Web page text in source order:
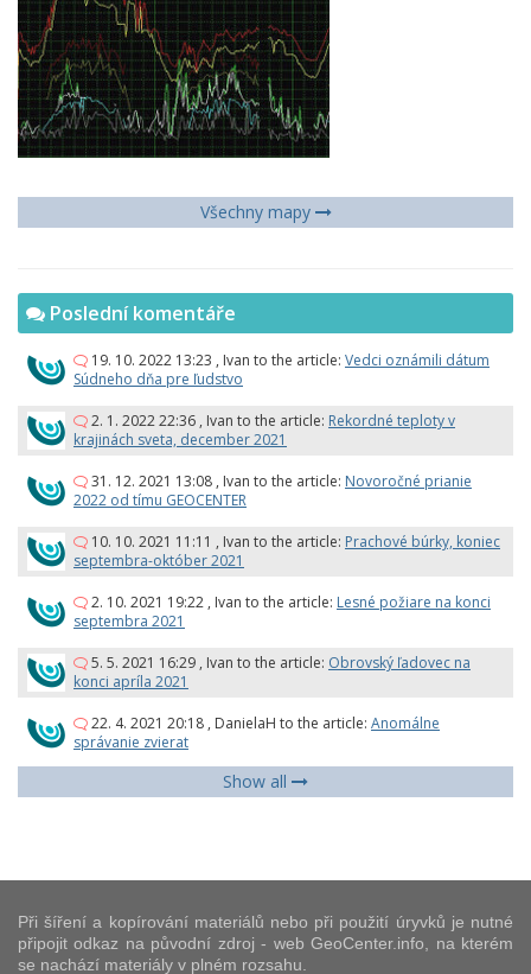
Všechny mapy
Poslední komentáře
19. 10. 2022 13:23 , Ivan to the article: Vedci oznámili dátum
Súdneho dňa pre ľudstvo
2. 1. 2022 22:36 , Ivan to the article: Rekordné teploty v
krajinách sveta, december 2021
31. 12. 2021 13:08 , Ivan to the article: Novoročné prianie
2022 od tímu GEOCENTER
10. 10. 2021 11:11 , Ivan to the article: Prachové búrky, koniec
septembra-október 2021
2. 10. 2021 19:22 , Ivan to the article: Lesné požiare na konci
septembra 2021
5. 5. 2021 16:29 , Ivan to the article: Obrovský ľadovec na
konci apríla 2021
22. 4. 2021 20:18 , DanielaH to the article: Anomálne
správanie zvierat
Show all
Při šíření a kopírování materiálů nebo při použití úryvků je nutné
připojit odkaz na původní zdroj - web GeoCenter.info, na kterém
se nachází materiály v plném rozsahu.